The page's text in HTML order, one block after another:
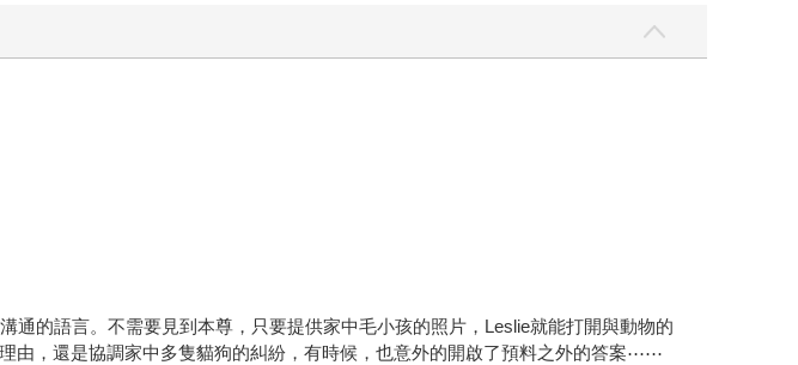
的語言。不需要見到本尊，只要提供家中毛小孩的照片，Leslie就能打開與動物的
由，還是協調家中多隻貓狗的糾紛，有時候，也意外的開啟了預料之外的答案⋯⋯